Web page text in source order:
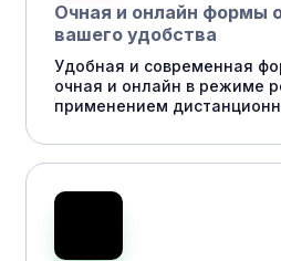
Очная и онлайн формы
вашего удобства
Удобная и современная
очная и онлайн в режиме
применением